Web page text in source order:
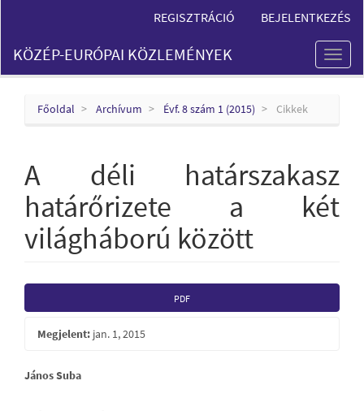
Content
Sidebar
REGISZTRÁCIÓ BEJELENTKEZÉS
Toggle
KÖZÉP-EURÓPAI KÖZLEMÉNYEK
Főoldal Archívum Évf. 8 szám 1 (2015) Cikkek
A déli határszakasz
határőrizete a két
világháború között
Article
Sidebar
PDF
Megjelent: jan. 1, 2015
Main
János Suba